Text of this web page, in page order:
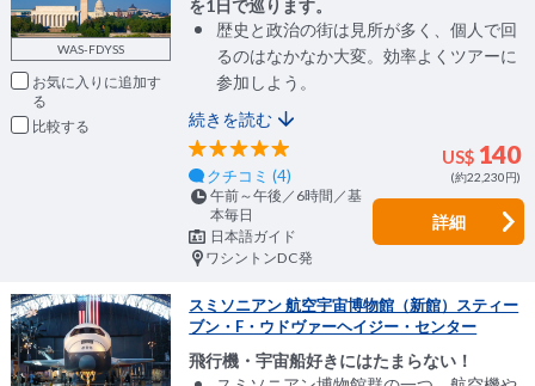
WAS-FDYSS
お気に入りに追加
比較
を1日で巡ります。
歴史と政治の街は見所が多く、個人で回
るのはなかなか大変。効率よくツアーに
参加しよう。
続きを読む
クチコミ (4)
US$ 140
(約22,230円)
午前～午後／6時間／基
本毎日
日本語ガイド
ワシントンDC発
詳細
スミソニアン 航空宇宙博物館（新館）スティー
ブン・F・ウドヴァーヘイジー・センター
飛行機・宇宙船好きにはたまらない！